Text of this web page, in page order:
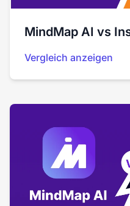
MindMap AI vs
Vergleich anzeigen